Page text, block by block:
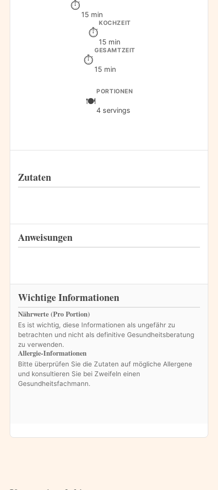
15 min
KOCHZEIT
15 min
GESAMTZEIT
15 min
PORTIONEN
4 servings
Zutaten
Anweisungen
Wichtige Informationen
Nährwerte (Pro Portion)
Es ist wichtig, diese Informationen als ungefähr zu
betrachten und nicht als definitive Gesundheitsberatung
zu verwenden.
Allergie-Informationen
Bitte überprüfen Sie die Zutaten auf mögliche Allergene
und konsultieren Sie bei Zweifeln einen
Gesundheitsfachmann.